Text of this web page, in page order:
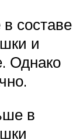
составе
и
Однако
в